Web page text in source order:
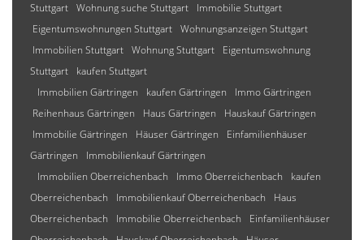
Stuttgart Wohnung suche Stuttgart
Immobilie Stuttgart
Eigentumswohnungen Stuttgart Wohnungsanzeigen Stuttgart
Immobilien Stuttgart Wohnung Stuttgart
Eigentumswohnung
Stuttgart
kaufen Stuttgart
Immobilien Gärtringen
kaufen Gärtringen
Immo Gärtringen
Reihenhaus Gärtringen
Haus Gärtringen
Hauskauf Gärtringen
Immobilie Gärtringen
Häuser Gärtringen
Einfamilienhäuser
Gärtringen
Immobilienkauf Gärtringen
Immobilien Oberreichenbach
Immo Oberreichenbach
kaufen
Oberreichenbach
Immobilienkauf Oberreichenbach
Haus
Oberreichenbach
Immobilie Oberreichenbach
Einfamilienhäuser